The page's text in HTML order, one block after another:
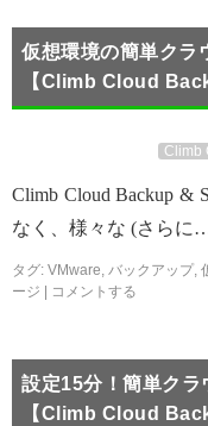
仮想環境の簡単クラ
【Climb Cloud
Climb
Climb Cloud Backup &
なく、様々な (さらに
タグ: VMware, バックアップ,
ージ
コメントする
設定15分！簡単クラ
【Climb Cloud